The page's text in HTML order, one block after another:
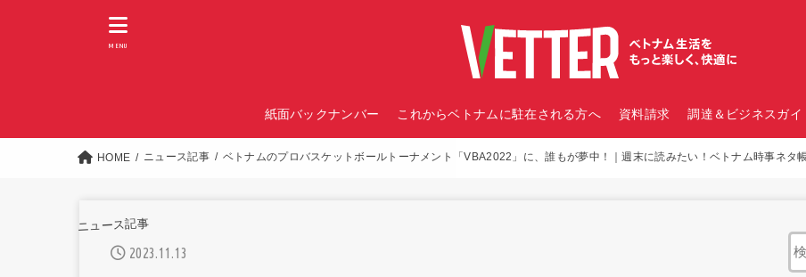
紙面バックナンバー これからベトナムに駐在される方へ 資料請求 調達＆ビジネスガイ
MENU
HOME ニュース記事 ベトナムのプロバスケットボールトーナメント「VBA2022」に、誰もが夢中！｜週末に読みたい！ベトナム時事ネタ
ニュース記事
2023.11.13